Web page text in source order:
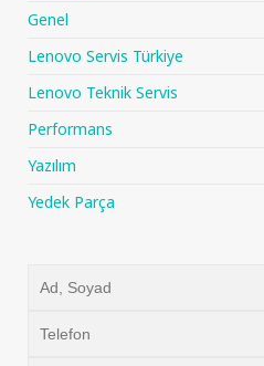
Genel
Lenovo Servis Türkiye
Lenovo Teknik Servis
Performans
Yazılım
Yedek Parça